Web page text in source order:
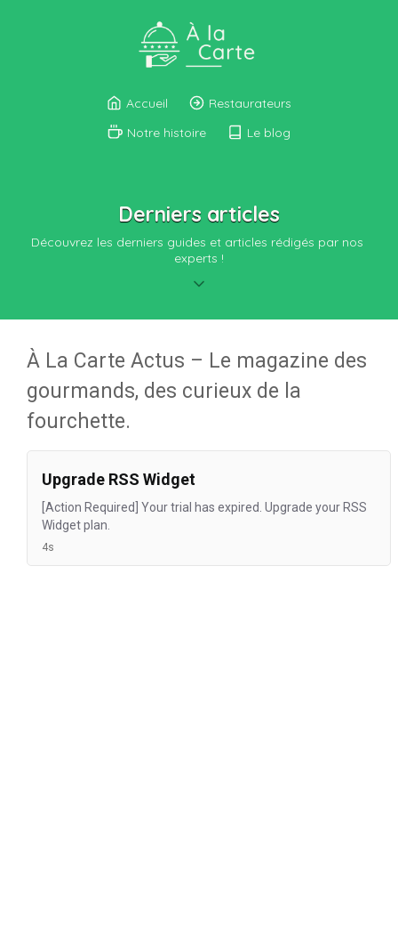
Accueil
Restaurateurs
Notre histoire
Le blog
Derniers articles
Découvrez les derniers guides et articles rédigés par nos
experts !